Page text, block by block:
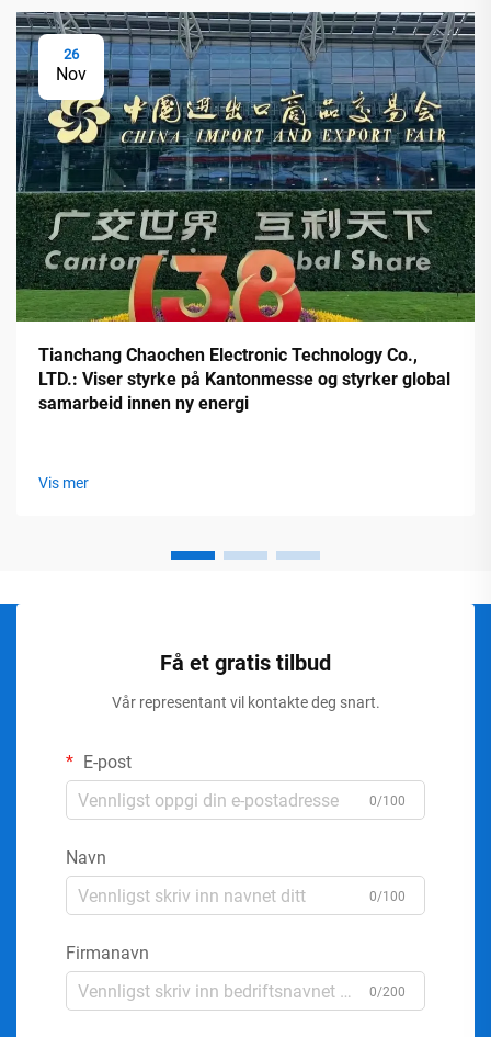
26
Nov
Tianchang Chaochen Electronic Technology Co.,
LTD.: Viser styrke på Kantonmesse og styrker global
samarbeid innen ny energi
Vis mer
Få et gratis tilbud
Vår representant vil kontakte deg snart.
E-post
0/100
Navn
0/100
Firmanavn
0/200